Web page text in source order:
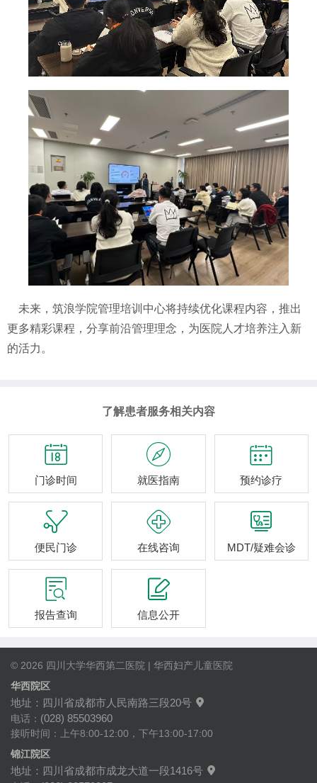
未来，筑浪学院管理培训中心将持续优化课程内容，推出
更多精彩课程 ，分享前沿管理理念， 为医院 人才培养注入新
的活力 。
了解患者服务相关内容

门诊时间

就医指南

预约诊疗

便民门诊

在线咨询

MDT/疑难会诊

报告查询

信息公开
© 2026 四川大学华西第二医院 | 华西妇产儿童医院
华西院区
地址：四川省成都市人民南路三段20号 
电话： (028) 85503960
接听时间：上午8:00-12:00，下午13:00-17:00
锦江院区
地址：四川省成都市成龙大道一段1416号 